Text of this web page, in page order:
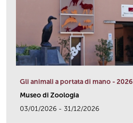
Gli animali a portata di mano - 2026
Museo di Zoologia
03/01/2026 - 31/12/2026